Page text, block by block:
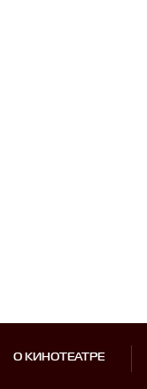
О КИНОТЕАТРЕ